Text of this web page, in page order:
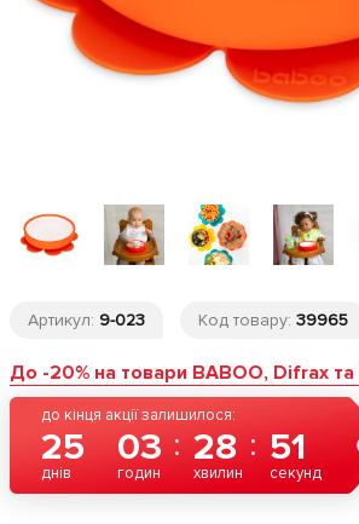
Артикул: 9-023 Код товару: 39965
До -20% на товари BABOO, Difrax
до кінця акції залишилося:
25
днів
03
годин
28
хвилин
50
секунд